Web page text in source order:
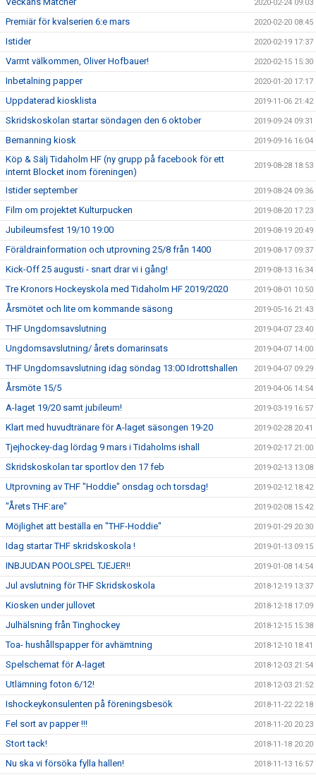
2020-02-24 09:03
Premiär för kvalserien 6:e mars 2020-02-20 08:45
Istider 2020-02-19 17:37
Varmt välkommen, Oliver Hofbauer! 2020-02-15 15:30
Inbetalning papper 2020-01-20 17:17
Uppdaterad kiosklista 2019-11-06 21:42
Skridskoskolan startar söndagen den 6 oktober 2019-09-24 09:31
Bemanning kiosk 2019-09-16 16:04
Köp & Sälj Tidaholm HF (ny grupp på facebook för ett
internt Blocket inom föreningen)
2019-08-28 18:53
Istider september 2019-08-24 09:36
Film om projektet Kulturpucken 2019-08-20 17:23
Jubileumsfest 19/10 19:00 2019-08-19 20:49
Föräldrainformation och utprovning 25/8 från 1400 2019-08-17 09:37
Kick-Off 25 augusti - snart drar vi i gång! 2019-08-13 16:34
Tre Kronors Hockeyskola med Tidaholm HF 2019/2020 2019-08-01 10:50
Årsmötet och lite om kommande säsong 2019-05-16 21:43
THF Ungdomsavslutning 2019-04-07 23:40
Ungdomsavslutning/ årets domarinsats 2019-04-07 14:00
THF Ungdomsavslutning idag söndag 13:00 Idrottshallen 2019-04-07 09:29
Årsmöte 15/5 2019-04-06 14:54
A-laget 19/20 samt jubileum! 2019-03-19 16:57
Klart med huvudtränare för A-laget säsongen 19-20 2019-02-28 20:41
Tjejhockey-dag lördag 9 mars i Tidaholms ishall 2019-02-17 21:00
Skridskoskolan tar sportlov den 17 feb 2019-02-13 13:08
Utprovning av THF "Hoddie" onsdag och torsdag! 2019-02-12 18:42
"Årets THF:are" 2019-02-08 15:42
Möjlighet att beställa en "THF-Hoddie" 2019-01-29 20:30
Idag startar THF skridskoskola ! 2019-01-13 09:15
INBJUDAN POOLSPEL TJEJER!! 2019-01-08 14:54
Jul avslutning för THF Skridskoskola 2018-12-19 13:37
Kiosken under jullovet 2018-12-18 17:09
Julhälsning från Tinghockey 2018-12-15 15:38
Toa- hushållspapper för avhämtning 2018-12-10 18:41
Spelschemat för A-laget 2018-12-03 21:54
Utlämning foton 6/12! 2018-12-03 21:52
Ishockeykonsulenten på föreningsbesök 2018-11-22 22:18
Fel sort av papper !!! 2018-11-20 20:23
Stort tack! 2018-11-18 20:20
Nu ska vi försöka fylla hallen! 2018-11-13 16:57